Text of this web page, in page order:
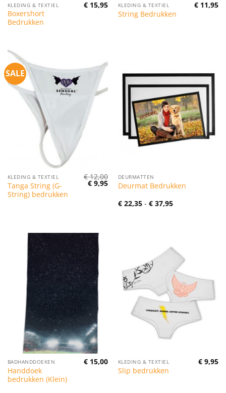
KLEDING & TEXTIEL
Boxershort
Bedrukken
€ 15,95 KLEDING & TEXTIEL
String Bedrukken
€ 11,95
SALE
KLEDING & TEXTIEL
Tanga String (G-
String) bedrukken
€12,00
Oorspronkelijke
prijs
€ 9,95Huidige
prijs
€ 9,95.
DEURMATTEN
Deurmat Bedrukken
€22,35 - €37,95Prijsklasse:
€ 22,35
BADHANDDOEKEN
Handdoek
bedrukken (Klein)
€ 15,00 KLEDING & TEXTIEL
Slip bedrukken
€ 9,95